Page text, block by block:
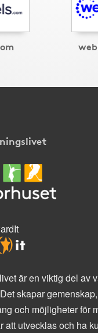
är en viktig del av
skapar gemenskap,
och möjligheter för
att utvecklas och ha